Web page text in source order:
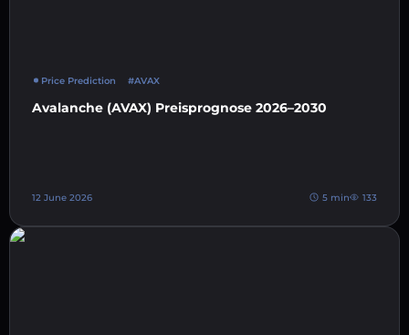
Price Prediction #AVAX
Avalanche (AVAX) Preisprognose 2026–2030
12 June 2026 5 min 133